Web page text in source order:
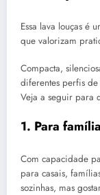
Essa lava louças é
que valorizam
Compacta,
diferentes perfis de
Veja a seguir para
1. Para
Com capacidade
para casais,
sozinhas, mas